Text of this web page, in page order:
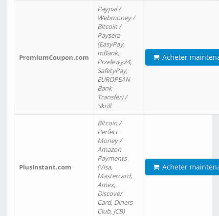
PremiumCoupon.com
Paypal /
Webmoney /
Bitcoin /
Paysera
(EasyPay,
mBank,
Przelewy24,
SafetyPay,
EUROPEAN
Bank
Transfer) /
Skrill
Acheter
PlusInstant.com
Bitcoin /
Perfect
Money /
Amazon
Payments
(Visa,
Mastercard,
Amex,
Discover
Card, Diners
Club, JCB)
Acheter